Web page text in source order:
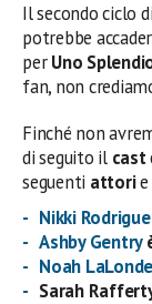
Il secondo ciclo di
potrebbe
perUno
fan, non
Finché non
di seguito il cast
seguenti attorie
Nikki
Ashby Gentry
Noah LaLonde
Sarah